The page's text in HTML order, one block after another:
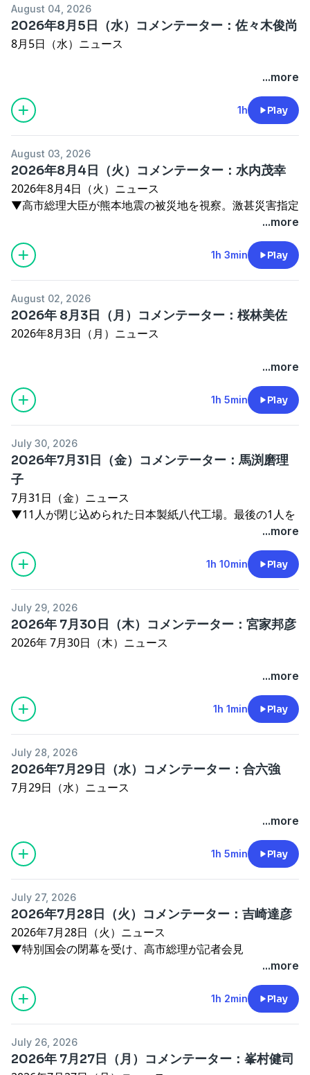
▼台湾、大規模軍事演習「漢光」を開始
▼米、AIの安全性審査対象を線引き「オープン型」除外か
▼中国 日本の「防衛白書」に反発 「新型軍国主義」と
きょうコメンテーター
井形彬（東京大学先端科学技術研究センター 特任講師）
Seeomnystudio.com/listener
August 04, 2026
2026年8月5日（水）コメンテーター：佐々木俊尚
8月5日（水）ニュース
▼熊本地震１週間 ＴＳＭＣ熊本第１工場、通常の生産体
制に復帰
▼ことしの防衛白書 「新しい戦い方」に対応
▼入管庁の永住許可改定案、“収入は日本人世帯以上”と要
件厳格化
▼改正保護司法 １２月に施行へ
▼ウクライナ最高会議議長 日本の国会議長のウクライナ
コメンテーター：
文筆家・情報キュレーター
佐々木俊尚
Seeomnystudio.com/listenerfor privacy information.
...more
1h Play
August 03, 2026
2026年8月4日（火）コメンテーター：水内茂幸
2026年8月4日（火）ニュース
▼高市総理大臣が熊本地震の被災地を視察。激甚災害指定
災害派遣医療チームDMAT、 モバイルファーマシーに
ついて
議決定
▼熊本地震の支援を巡り、小泉防衛大臣が病院給水や入浴
支援の拡充を説明
Seeomnystudio.com/listener for privacy information.
...more
1h 3min Play
August 02, 2026
2026年 8月3日（月）コメンテーター：桜林美佐
2026年8月3日（月）ニュース
▼ＲＫＫラジオ江上浩子さん 令和８年熊本地震レポート
▼海上保安庁「巡視船かんばい」 岩男船長インタビュー
▼熊本県視覚障がい福祉協会･団体 茂村事務局長インタビ
コメンテーター
桜林美佐（熊本県在住 防衛問題研究家）
#令和８年熊本地震 #エフエムやつしろ #RKKラジオ
See
for privacy information.
...more
1h 5min Play
July 30, 2026
2026年7月31日（金）コメンテーター：馬渕磨理
子
7月31日（金）ニュース
▼11人が閉じ込められた日本製紙八代工場。最後の1人を
▼日銀が政策金利据え置きへ。物価上昇や地震の影響も確
認
ぜ倒れたのか？
⇒TEL：京都大学大学院工学研究科教授 高橋良和
▼食料品の消費税を来年4月から2年間限定で1％に引き下
▼特殊詐欺撲滅キャンペーン 犯罪心理学の専門家に聞
く！詐欺師が使う心理テクニック
⇒TEL：東洋大学社会学部教授 桐生正幸
コメンテーター
経済アナリスト 馬渕磨理子
Seeomnystudio.com/listenerfor privacy information.
...more
1h 10min Play
July 29, 2026
2026年 7月30日（木）コメンテーター：宮家邦彦
2026年 7月30日（木）ニュース
▼熊本地震 現地からニッポン放送・藤原高峰記者リポー
▼アメリカ・FRBのウォーシュ議長が政策金利の据え置き
を発表
▼高市総理、食品消費税の来春1% きょう表明へ
▼中国とロシアの艦艇4隻が日本列島を半周し日本海へ
⇒火災科学がご専門 東京理科大学・桑名一徳教授が解
説
▼イラン、中国製の携行型地対空ミサイル購入か
▼『ニッポン放送「特殊詐欺撲滅キャンペーン』
「特殊詐欺」対策のスマホアプリについて
⇒トレンドマイクロ株式会社トレンドライフ・マーケ
ティング担当
古田恭一さんへのインタビュー
きょうコメンテーター
宮家邦彦（外交評論家、キヤノングローバル戦略研究所理
事・特別顧問）
See omnystudio.com/listener
...more
1h 1min Play
July 28, 2026
2026年7月29日（水）コメンテーター：合六強
7月29日（水）ニュース
▼トランプ大統領、ネタニヤフ首相と会談ゼレンスキー
氏、
▼トランプ氏と会談 パトリオット製造ライセンスなど協
▼アメリカ、安保理会合でフランスの発言中に退席
▼特殊詐欺撲滅キャンペーン ～ニッポン放送の取り組み
コメンテーター
准教授
合六強
Seeomnystudio.com/listenerfor privacy information.
...more
1h 5min Play
July 27, 2026
2026年7月28日（火）コメンテーター：吉崎達彦
2026年7月28日（火）ニュース
▼特別国会の閉幕を受け、高市総理が記者会見
▼飲食料品の消費減税を巡り、国民会議が意見集約を断念
▼小泉防衛相、英国でのホルムズ海峡の会合に出席へ
▼「特殊詐欺撲滅キャンペーン」
コメンテーター：吉崎達彦（エコノミスト）
...more
1h 2min Play
July 26, 2026
2026年 7月27日（月）コメンテーター：峯村健司